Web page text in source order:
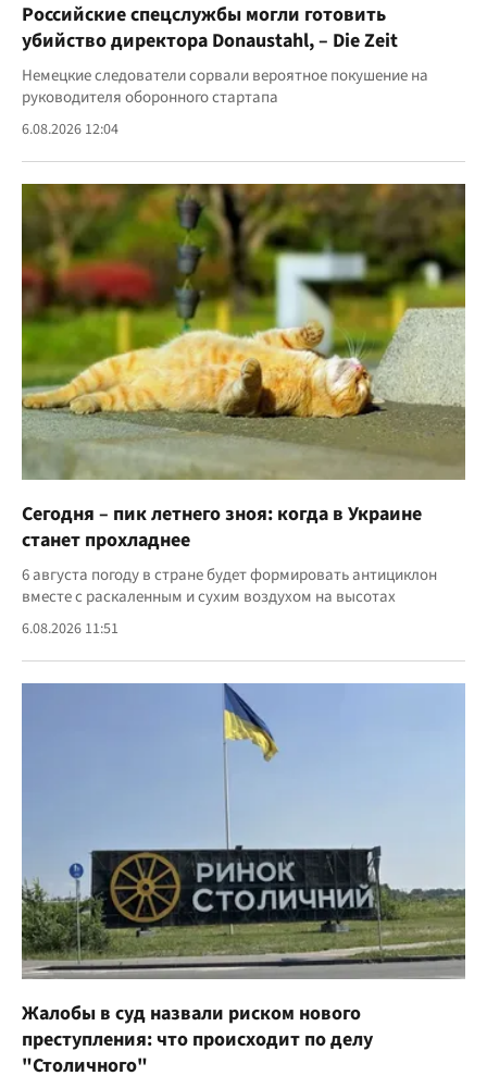
Российские спецслужбы могли готовить
убийство директора Donaustahl, – Die Zeit
Немецкие следователи сорвали вероятное покушение на
руководителя оборонного стартапа
6.08.2026 12:04
Сегодня – пик летнего зноя: когда в Украине
станет прохладнее
6 августа погоду в стране будет формировать антициклон
вместе с раскаленным и сухим воздухом на высотах
6.08.2026 11:51
Жалобы в суд назвали риском нового
преступления: что происходит по делу
"Столичного"